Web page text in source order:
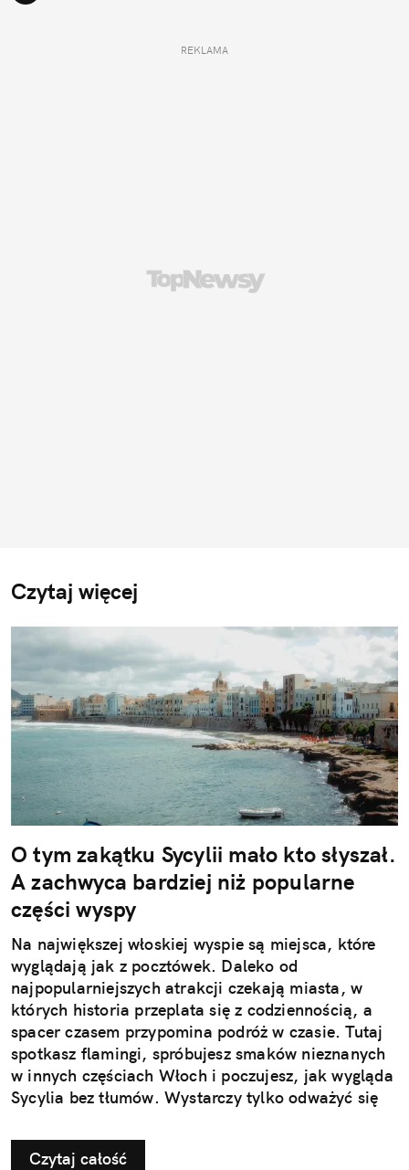
REKLAMA
Czytaj więcej
O tym zakątku Sycylii mało kto słyszał.
A zachwyca bardziej niż popularne
części wyspy
Na największej włoskiej wyspie są miejsca, które
wyglądają jak z pocztówek. Daleko od
najpopularniejszych atrakcji czekają miasta, w
których historia przeplata się z codziennością, a
spacer czasem przypomina podróż w czasie. Tutaj
spotkasz flamingi, spróbujesz smaków nieznanych
w innych częściach Włoch i poczujesz, jak wygląda
Sycylia bez tłumów. Wystarczy tylko odważyć się
Czytaj całość